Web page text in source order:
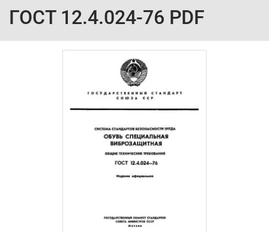
ГОСТ 12.4.024-76 PDF